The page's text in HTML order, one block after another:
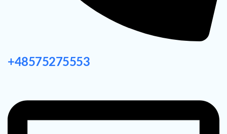
+48575275553